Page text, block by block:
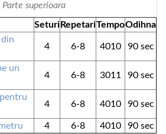
Parte superioara
Seturi RepetariTempoOdihna
din
4 6-8 4010 90 sec
un
4 6-8 3011 90 sec
4 6-8 4010 90 sec
4 6-8 4010 90 sec